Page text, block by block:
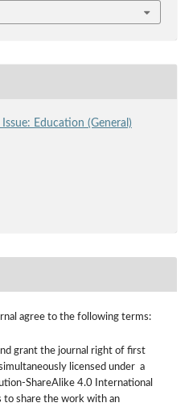
Education (General)
agree to the following terms:
grant the journal right of first
licensed under a
ShareAlike 4.0 International
to share the work with an